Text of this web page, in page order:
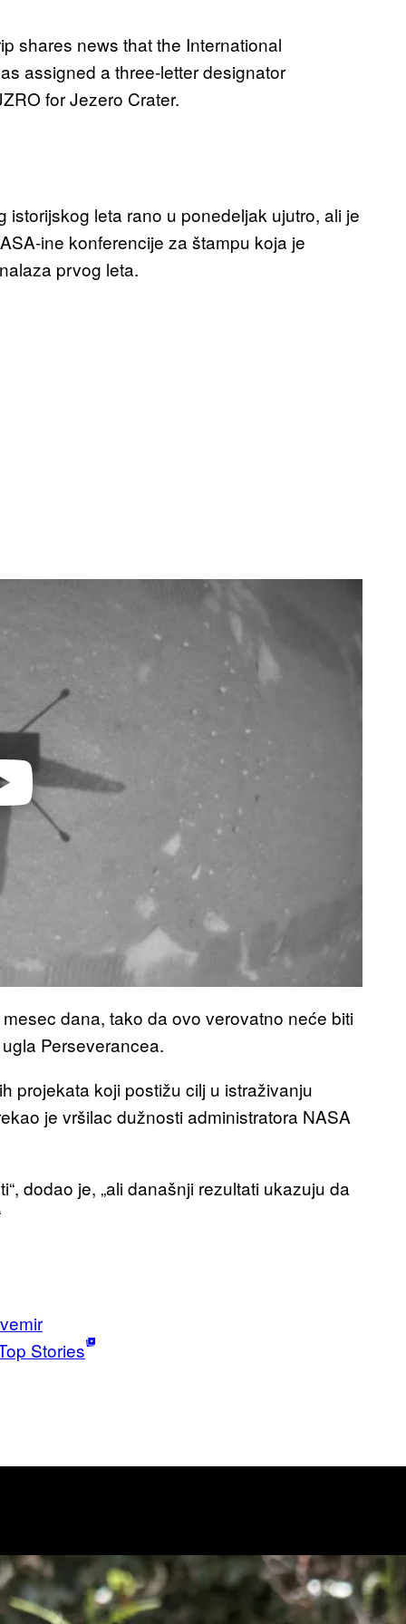
shares news that the International
assigned a three-letter designator
for Jezero Crater.
leta rano u ponedeljak ujutro, ali je
ine konferencije za štampu koja je
prvog leta.
dana, tako da ovo verovatno neće biti
Perseverancea.
projekata koji postižu cilj u istraživanju
je vršilac dužnosti administratora NASA
dodao je, „ali današnji rezultati ukazuju da
Stories